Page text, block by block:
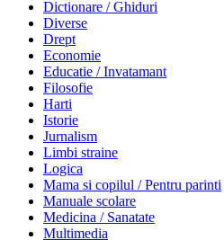
Dictionare / Ghiduri
Diverse
Drept
Economie
Educatie / Invatamant
Filosofie
Harti
Istorie
Jurnalism
Limbi straine
Logica
Mama si copilul / Pentru parinti
Manuale scolare
Medicina / Sanatate
Multimedia